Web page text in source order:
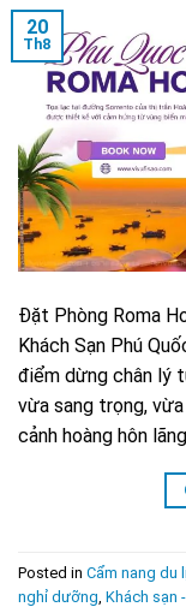
20
Th8
Đặt Phòng Roma
Khách Sạn Phú
điểm dừng chân lý
vừa sang trọng,
cảnh hoàng hôn
Posted in Cẩm nang du
nghỉ dưỡng Khách sạn